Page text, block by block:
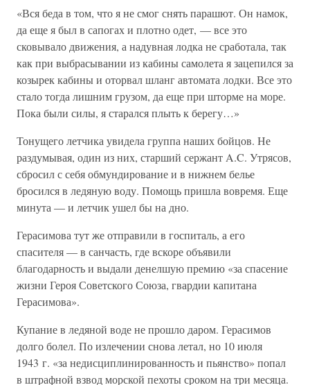
«Вся беда в том, что я не смог снять парашют. Он намок,
да еще я был в сапогах и плотно одет, — все это
сковывало движения, а надувная лодка не сработала, так
как при выбрасывании из кабины самолета я зацепился за
козырек кабины и оторвал шланг автомата лодки. Все это
стало тогда лишним грузом, да еще при шторме на море.
Пока были силы, я старался плыть к берегу…»
Тонущего летчика увидела группа наших бойцов. Не
раздумывая, один из них, старший сержант A.C. Утрясов,
сбросил с себя обмундирование и в нижнем белье
бросился в ледяную воду. Помощь пришла вовремя. Еще
минута — и летчик ушел бы на дно.
Герасимова тут же отправили в госпиталь, а его
спасителя — в санчасть, где вскоре объявили
благодарность и выдали денелшую премию «за спасение
жизни Героя Советского Союза, гвардии капитана
Герасимова».
Купание в ледяной воде не прошло даром. Герасимов
долго болел. По излечении снова летал, но 10 июля
1943 г. «за недисциплинированность и пьянство» попал
в штрафной взвод морской пехоты сроком на три месяца.